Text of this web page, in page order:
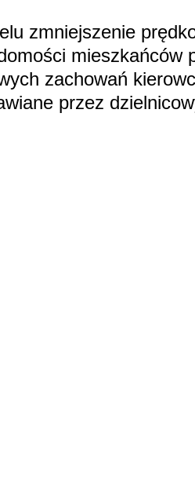
zmniejszenie
mieszkańców
zachowań
przez